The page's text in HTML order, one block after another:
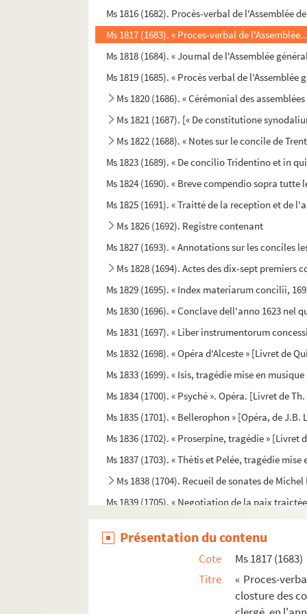
Ms 1816 (1682). Procès-verbal de l'Assemblée
Ms 1817 (1683). « Proces-verbal de
Ms 1818 (1684). « Journal de l'Assemblée
Ms 1819 (1685). « Procès verbal de
Ms 1820 (1686). « Cérémonial des
Ms 1821 (1687). [« De constitutione
Ms 1822 (1688). « Notes sur le concile de
Ms 1823 (1689). « De concilio Tridentino et in
Ms 1824 (1690). « Breve compendio sopra
Ms 1825 (1691). « Traitté de la reception et de
Ms 1826 (1692). Registre contenant
Ms 1827 (1693). « Annotations sur les
Ms 1828 (1694). Actes des dix-sept premiers
Ms 1829 (1695). « Index materiarum concilii,
Ms 1830 (1696). « Conclave dell'anno 1623
Ms 1831 (1697). « Liber instrumentorum
Ms 1832 (1698). « Opéra d'Alceste » [Livret de
Ms 1833 (1699). « Isis, tragédie mise en
Ms 1834 (1700). « Psyché ». Opéra. [Livret de
Ms 1835 (1701). « Bellerophon » [Opéra, de
Ms 1836 (1702). « Proserpine, tragédie »
Ms 1837 (1703). « Thétis et Pelée, tragédie
Ms 1838 (1704). Recueil de sonates de
Ms 1839 (1705). « Negotiation de la paix
Ms 1840 (1706). « Interprétation des
Ms 1841 (1707). « Copie et extraits des
Ms 1842 (1708). « Bibliothèque de
Ms 1843 (1709). « Dictionnaire
Ms 1844 (1710). « De l'origine des noms de
Présentation du contenu
Cote
Ms 1817 (1683)
Titre
« Proces-
closture des